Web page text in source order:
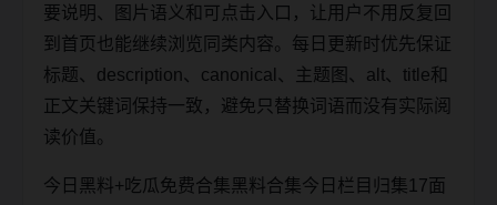
要说明、图片语义和可点击入口，让用户不用反复回
到首页也能继续浏览同类内容。每日更新时优先保证
标题、description、canonical、主题图、alt、title和
正文关键词保持一致，避免只替换词语而没有实际阅
读价值。
今日黑料+吃瓜免费合集黑料合集今日栏目归集17面